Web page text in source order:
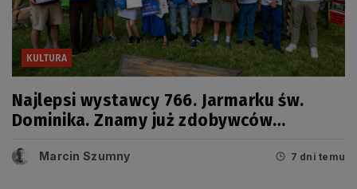
KULTURA
Najlepsi wystawcy 766. Jarmarku św.
Dominika. Znamy już zdobywców
Marcin Szumny 7 dni temu